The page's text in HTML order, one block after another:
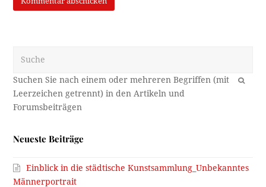
OK
Neueste Beiträge
Einblick in die städtische Kunstsammlung_Unbekanntes
Männerportrait